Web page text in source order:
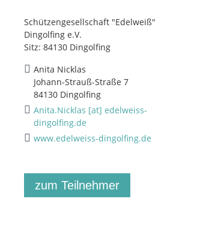
Schützengesellschaft "Edelweiß"
Dingolfing e.V.
Sitz: 84130 Dingolfing
Anita Nicklas
Johann-Strauß-Straße 7
84130 Dingolfing
Anita.Nicklas [at] edelweiss-
dingolfing.de
www.edelweiss-dingolfing.de
zum Teilnehmer